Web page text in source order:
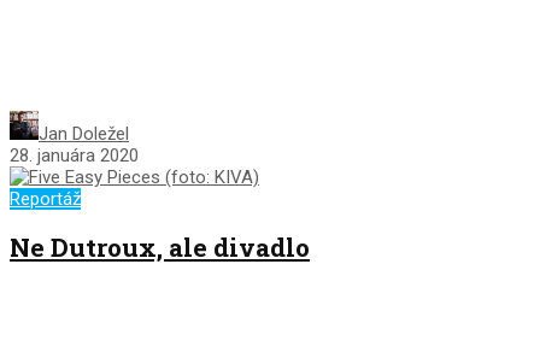
Jan Doležel
28. januára 2020
Reportáž
Ne Dutroux, ale divadlo